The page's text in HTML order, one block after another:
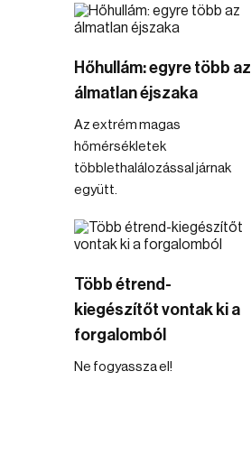
Hőhullám: egyre több az
álmatlan éjszaka
Az extrém magas
hőmérsékletek
többlethalálozással járnak
együtt.
Több étrend-
kiegészítőt vontak ki a
forgalomból
Ne fogyassza el!